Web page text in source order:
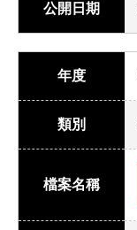
公開日期
年度
類別
檔案名稱